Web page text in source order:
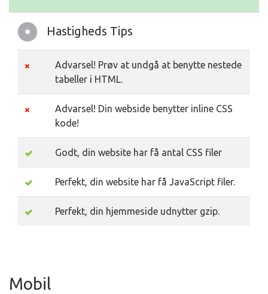
Hastigheds Tips
Advarsel! Prøv at undgå at benytte nestede
tabeller i HTML.
Advarsel! Din webside benytter inline CSS
kode!
Godt, din website har få antal CSS filer
Perfekt, din website har få JavaScript filer.
Perfekt, din hjemmeside udnytter gzip.
Mobil